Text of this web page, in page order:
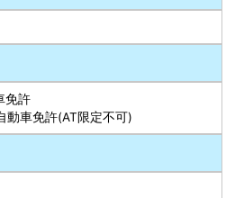
免許
車免許(AT限定不可)